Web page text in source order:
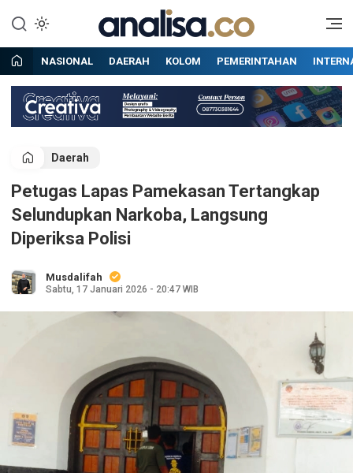
konten
Analisa
Situs berita online terpercaya
NASIONAL DAERAH KOLOM PEMERINTAHAN
Daerah
Petugas Lapas Pamekasan Tertangkap
Selundupkan Narkoba, Langsung
Diperiksa Polisi
Musdalifah
Sabtu, 17 Januari 2026 - 20:47 WIB